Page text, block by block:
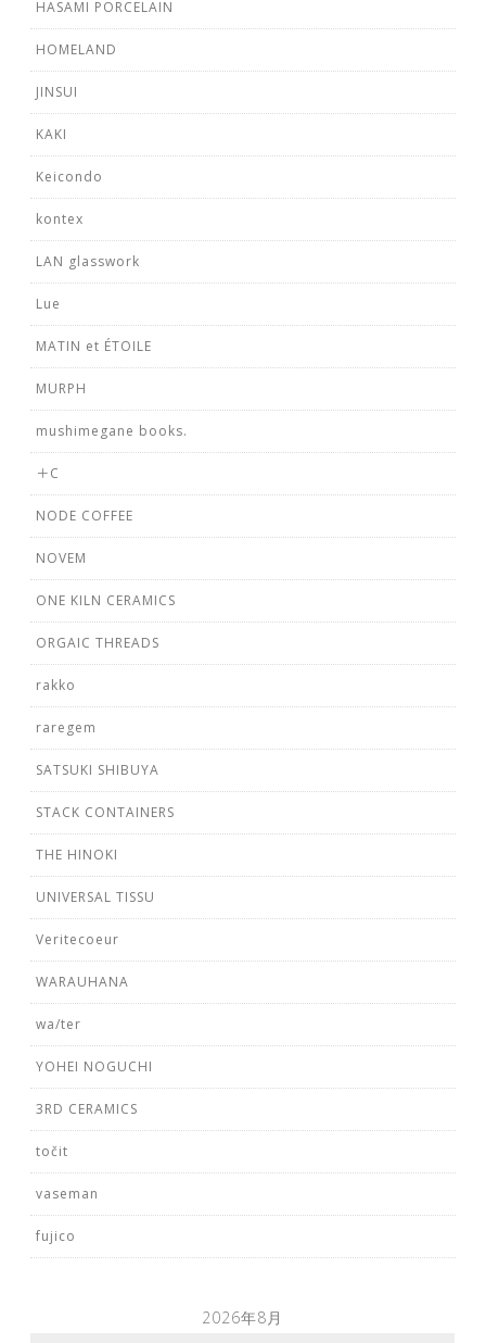
HASAMI PORCELAIN
HOMELAND
JINSUI
KAKI
Keicondo
kontex
LAN glasswork
Lue
MATIN et ÉTOILE
MURPH
mushimegane books.
＋C
NODE COFFEE
NOVEM
ONE KILN CERAMICS
ORGAIC THREADS
rakko
raregem
SATSUKI SHIBUYA
STACK CONTAINERS
THE HINOKI
UNIVERSAL TISSU
Veritecoeur
WARAUHANA
wa/ter
YOHEI NOGUCHI
3RD CERAMICS
točit
vaseman
fujico
2026年8月